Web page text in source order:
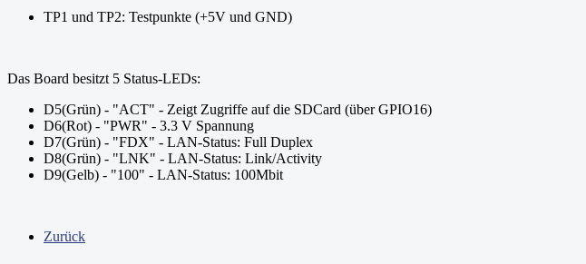
TP1 und TP2: Testpunkte (+5V und GND)
Das Board besitzt 5 Status-LEDs:
D5(Grün) - "ACT" - Zeigt Zugriffe auf die SDCard (über GPIO16)
D6(Rot) - "PWR" - 3.3 V Spannung
D7(Grün) - "FDX" - LAN-Status: Full Duplex
D8(Grün) - "LNK" - LAN-Status: Link/Activity
D9(Gelb) - "100" - LAN-Status: 100Mbit
Zurück